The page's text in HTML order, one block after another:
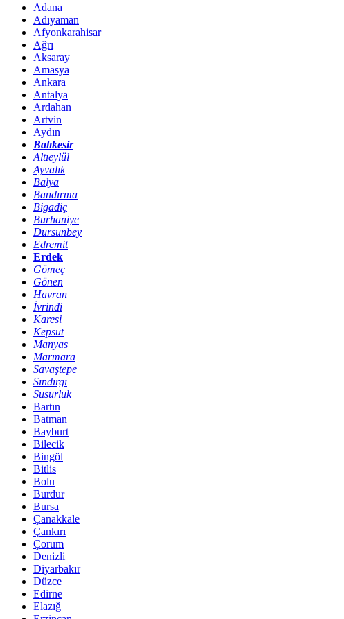
Adana
Adıyaman
Afyonkarahisar
Ağrı
Aksaray
Amasya
Ankara
Antalya
Ardahan
Artvin
Aydın
Balıkesir
Altıeylül
Ayvalık
Balya
Bandırma
Bigadiç
Burhaniye
Dursunbey
Edremit
Erdek
Gömeç
Gönen
Havran
İvrindi
Karesi
Kepsut
Manyas
Marmara
Savaştepe
Sındırgı
Susurluk
Bartın
Batman
Bayburt
Bilecik
Bingöl
Bitlis
Bolu
Burdur
Bursa
Çanakkale
Çankırı
Çorum
Denizli
Diyarbakır
Düzce
Edirne
Elazığ